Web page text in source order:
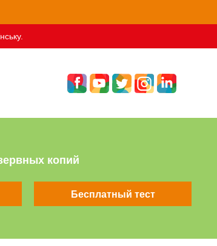
копий
Бесплатный тест